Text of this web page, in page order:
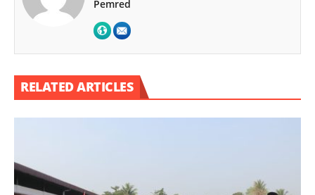
Pemred
RELATED ARTICLES